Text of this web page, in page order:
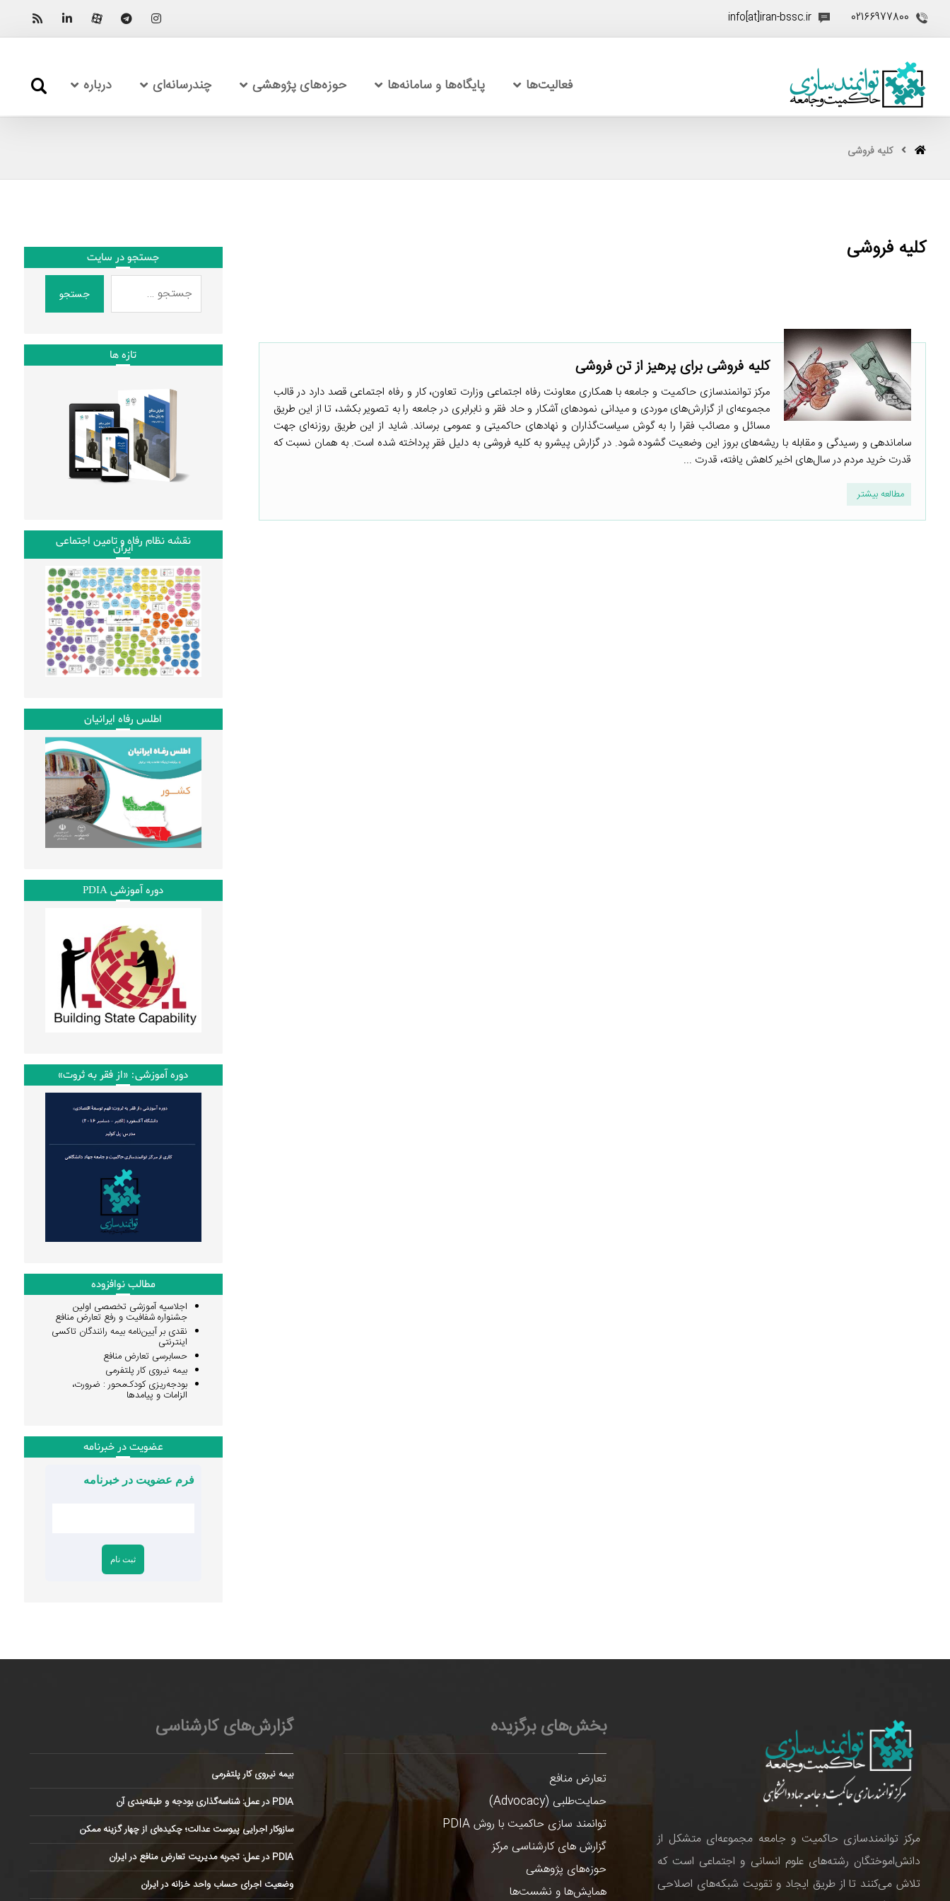
02166977800
info[at]iran-bssc.ir
فعالیت‌ها پایگاه‌ها و سامانه‌ها حوزه‌های پژوهشی چندرسانه‌ای درباره
کلیه فروشی
کلیه فروشی
کلیه فروشی برای پرهیز از تن فروشی
مرکز توانمندسازی حاکمیت و جامعه با همکاری معاونت رفاه اجتماعی وزارت تعاون، کار و رفاه اجتماعی قصد دارد در قالب
مجموعه‌ای از گزارش‌های موردی و میدانی نمودهای آشکار و حاد فقر و نابرابری در جامعه را به تصویر بکشد، تا از این طریق
مسائل و مصائب فقرا را به گوش سیاست‌گذاران و نهادهای حاکمیتی و عمومی برساند. شاید از این طریق روزنه‌ای جهت
ساماندهی و رسیدگی و مقابله با ریشه‌های بروز این وضعیت گشوده شود. در گزارش پیشرو به کلیه فروشی به دلیل فقر پرداخته شده است. به همان نسبت که
قدرت خرید مردم در سال‌های اخیر کاهش یافته، قدرت ...
مطالعه بیشتر
جستجو در سایت
جستجو
تازه ها
نقشه نظام رفاه و تامین اجتماعی
ایران
اطلس رفاه ایرانیان
دوره آموزشی PDIA
دوره آموزشی: «از فقر به ثروت»
مطالب نوافزوده
اجلاسیه آموزشی تخصصی اولین
جشنواره شفافیت و رفع تعارض منافع
نقدی بر آیین‌نامه بیمه رانندگان تاکسی
اینترنتی
حسابرسی تعارض منافع
بیمه نیروی کار پلتفرمی
بودجه‌ریزی کودک‌محور : ضرورت،
الزامات و پیامدها
عضویت در خبرنامه
فرم عضویت در خبرنامه
مرکز توانمندسازی حاکمیت و جامعه مجموعه‌ای متشکل از
دانش‌اموختگان رشته‌های علوم انسانی و اجتماعی است که
تلاش می‌کنند تا از طریق ایجاد و تقویت شبکه‌های اصلاحی
بخش‌های برگزیده
تعارض منافع
حمایت‌طلبی (Advocacy)
توانمند سازی حاکمیت با روش PDIA
گزارش های کارشناسی مرکز
حوزه‌های پژوهشی
همایش‌ها و نشست‌ها
گزارش‌های کارشناسی
بیمه نیروی کار پلتفرمی
PDIA در عمل: شناسه‌گذاری بودجه و طبقه‌بندی آن
سازوکار اجرایی پیوست عدالت؛ چکیده‌ای از چهار گزینه ممکن
PDIA در عمل: تجربه مدیریت تعارض منافع در ایران
وضعیت اجرای حساب واحد خزانه در ایران